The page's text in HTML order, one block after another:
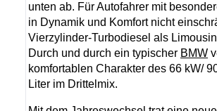
unten ab. Für Autofahrer mit
in Dynamik und Komfort nicht
Vierzylinder-Turbodiesel als
Durch und durch ein typischer BMW
komfortablen Charakter des 66 kW/
Liter im Drittelmix.